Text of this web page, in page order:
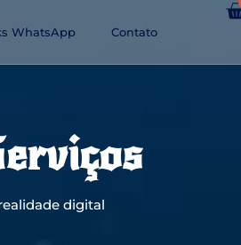
WhatsApp Contato
digital